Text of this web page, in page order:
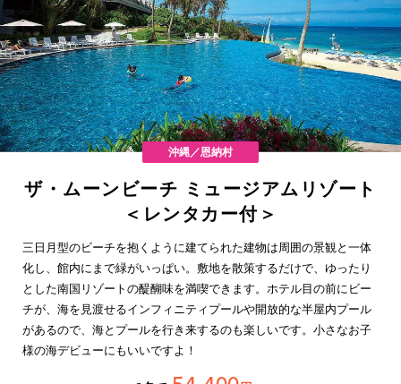
沖縄／恩納村
ザ・ムーンビーチ ミュージアムリゾート
＜レンタカー付＞
三日月型のビーチを抱くように建てられた建物は周囲の景観と一体
化し、館内にまで緑がいっぱい。敷地を散策するだけで、ゆったり
とした南国リゾートの醍醐味を満喫できます。ホテル目の前にビー
チが、海を見渡せるインフィニティプールや開放的な半屋内プール
があるので、海とプールを行き来するのも楽しいです。小さなお子
様の海デビューにもいいですよ！